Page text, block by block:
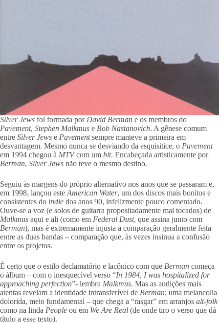
Silver Jews foi formada por David Berman e os membros do
Pavement, Stephen Malkmus e Bob Nastanovich. A gênese comum
entre Silver Jews e Pavementsempre manteve a primeira em
desvantagem. Mesmo nunca se desviando da esquisitice, o Pavement
em 1994 chegou à MTVcom um hit. Encabeçada artisticamente por
Berman, Silver Jews não teve o mesmo destino.
Seguiu às margens do próprio alternativo nos anos que se passaram e,
em 1998, lançou este American Water, um dos discos mais bonitos e
consistentes do indie dos anos 90, infelizmente pouco comentado.
Ouve-se a voz (e solos de guitarra propositadamente mal tocados) de
Malkmus aqui e ali (como em Federal Dust, que assina junto com
Berman), mas é extremamente injusta a comparação geralmente feita
entre as duas bandas – comparação que, às vezes insinua a confusão
entre os projetos.
É certo que o estilo declamatório e lacônico com que Berman começa
o álbum – com o inesquecível verso “In 1984, I was hospitalized for
approaching perfection”- lembra Malkmus. Mas as audições mais
atentas revelam a identidade intransferível de Berman; uma melancolia
dolorida, meio fundamental – que chega a “rasgar” em arranjos alt-folk
como na linda People ou em We Are Real (de onde tiro o verso que dá
título a esse texto).